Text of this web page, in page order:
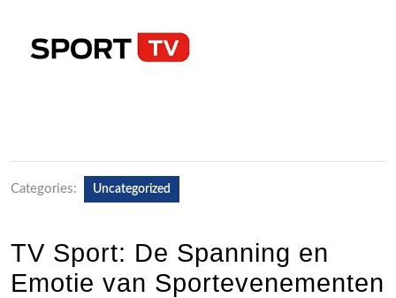
Categories: Uncategorized
TV Sport: De Spanning en
Emotie van Sportevenementen